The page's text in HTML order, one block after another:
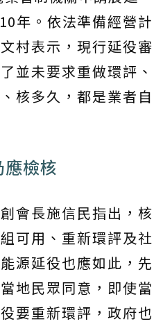
年。依法準備經營計
村表示，現行延役審
並未要求重做環評、
核多久，都是業者自
檢核
會長施信民指出，核
可用、重新環評及社
源延役也應如此，先
地民眾同意，即使當
要重新環評，政府也